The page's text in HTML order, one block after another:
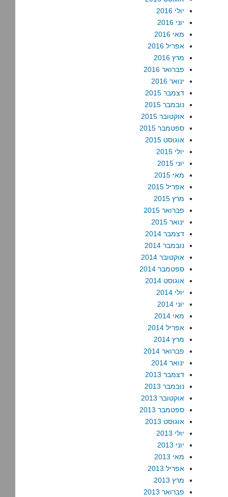
יולי 2016
יוני 2016
מאי 2016
אפריל 2016
מרץ 2016
פברואר 2016
ינואר 2016
דצמבר 2015
נובמבר 2015
אוקטובר 2015
ספטמבר 2015
אוגוסט 2015
יולי 2015
יוני 2015
מאי 2015
אפריל 2015
מרץ 2015
פברואר 2015
ינואר 2015
דצמבר 2014
נובמבר 2014
אוקטובר 2014
ספטמבר 2014
אוגוסט 2014
יולי 2014
יוני 2014
מאי 2014
אפריל 2014
מרץ 2014
פברואר 2014
ינואר 2014
דצמבר 2013
נובמבר 2013
אוקטובר 2013
ספטמבר 2013
אוגוסט 2013
יולי 2013
יוני 2013
מאי 2013
אפריל 2013
מרץ 2013
פברואר 2013